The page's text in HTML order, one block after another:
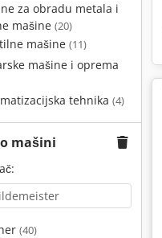
za obradu metala i
mašine (20)
mašine (11)
mašine i oprema
tehnika (4)
mašini
(40)